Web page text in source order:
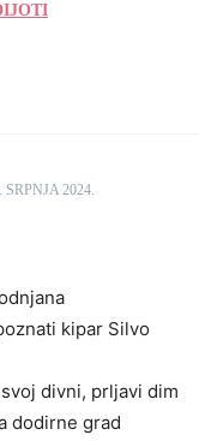
SRPNJA 2024.
kipar Silvo
divni, prljavi dim
dodirne grad